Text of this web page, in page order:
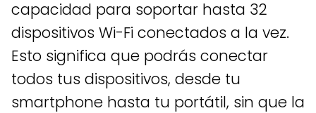
capacidad para soportar hasta 32
dispositivos Wi-Fi conectados a la vez.
Esto significa que podrás conectar
todos tus dispositivos, desde tu
smartphone hasta tu portátil, sin que la